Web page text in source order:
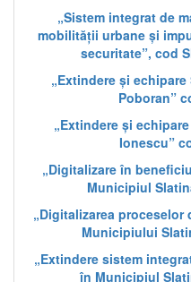
„Sistem integrat de
mobilității urbane și
securitate”, cod
„Extindere și
Poboran”
„Extindere și
Ionescu”
„Digitalizare în
Municipiul
„Digitalizarea
Municipiului
„Extindere sistem
în Municipiul